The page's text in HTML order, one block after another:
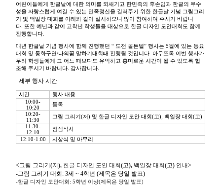
어린이들에게 한글날에 대한 의미를 되새기고 한민족의 후손임과 한글의 우수
성을 자랑스럽게 여길 수 있는 민족정신을 길러주기 위한 한글날 기념 그림그리
기 및 백일장 대회를 아래와 같이 실시하오니 많이 참여하여 주시기 바랍니
다 또한 예년과 같이 고학년 학생들을 대상으로 한글 디자인 도안대회도 함께
진행합니다
매년 한글날 기념 행사에 함께 진행했던 “ 도전 골든벨” 행사는 5월에 있는 동요
대회 및 동화구연/나의꿈 말하기대회때 진행될 것입니다 아무쪼록 이번 행사가
우리 학생들에게 그 어느 때보다도 유익하고 흥미로운 시간이 될 수 있도록 협
조해 주시기 바랍니다 감사합니다
세부 행사 시간
시간 행사 내용
10:00-
10:20
등록
10:20-
11:30
그림 그리기(저) 및 한글 디자인 도안 대회(고), 백일장 대회(고)
11:30-
12:10
점심식사
12:10-1:00
시상식 및 마무리
<그림 그리기(저), 한글 디자인 도안 대회(고), 백일장 대회(고) 안내>
-그림 그리기 대회: 3세 ~ 4학년 (제목은 당일 발표)
-한글 디자인 도안대회: 5학년 이상(제목은 당일 발표)